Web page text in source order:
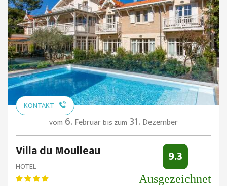
KONTAKT
vom 6. Februarbis zum 31. Dezember
Villa du Moulleau
HOTEL
9.3
Ausgezeichnet